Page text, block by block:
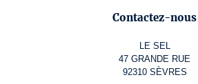
Contactez-nous
LE SEL
47 GRANDE RUE
92310 SÈVRES